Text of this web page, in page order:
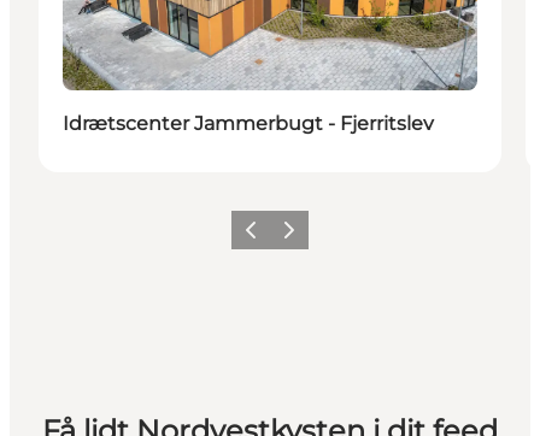
Idrætscenter Jammerbugt - Fjerritslev
ForrigeNæste